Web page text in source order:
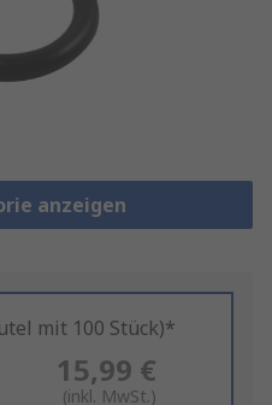
anzeigen
mit 100 Stück)*
15,99 €
(inkl. MwSt.)